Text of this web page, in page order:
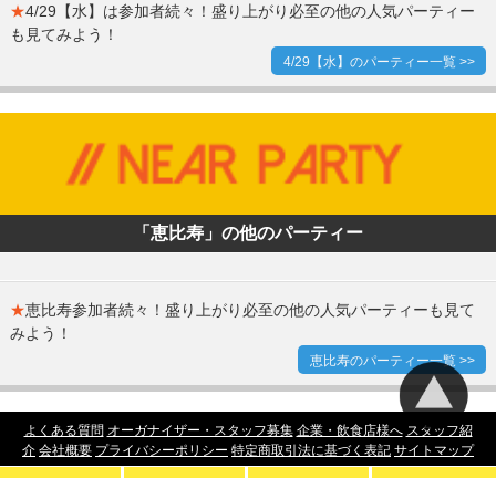
★4/29【水】は参加者続々！盛り上がり必至の他の人気パーティー
も見てみよう！
4/29【水】のパーティー一覧 >>
「恵比寿」の他のパーティー
★恵比寿参加者続々！盛り上がり必至の他の人気パーティーも見て
みよう！
恵比寿のパーティー一覧 >>
よくある質問 オーガナイザー・スタッフ募集 企業・飲食店様へ スタッフ紹
介 会社概要 プライバシーポリシー 特定商取引法に基づく表記 サイトマップ